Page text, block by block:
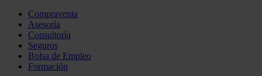
Compraventa
Asesoría
Consultoría
Seguros
Bolsa de Empleo
Formación